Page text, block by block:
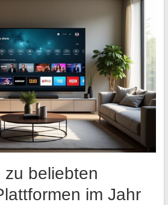
beliebten
im Jahr